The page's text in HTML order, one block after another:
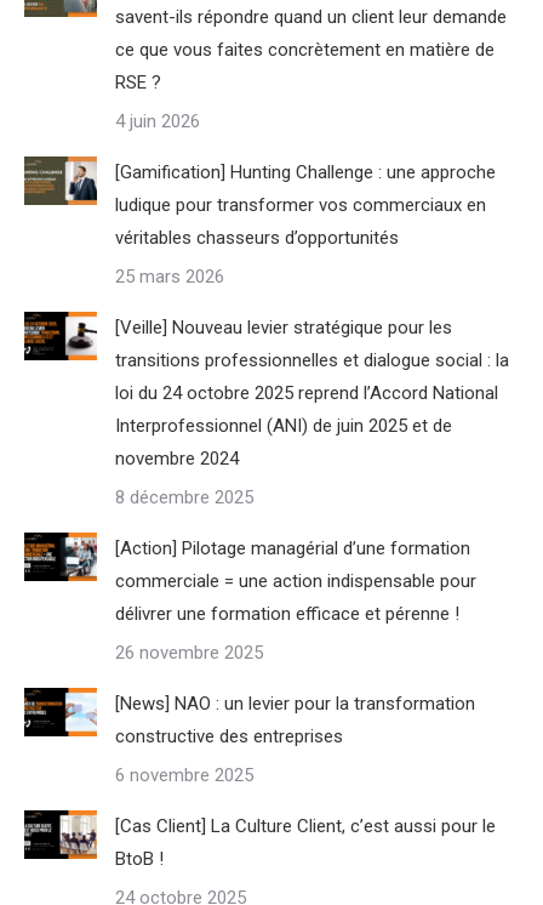
savent-ils répondre quand un client leur demande
ce que vous faites concrètement en matière de
RSE ?
4 juin 2026
[Gamification] Hunting Challenge : une approche
ludique pour transformer vos commerciaux en
véritables chasseurs d’opportunités
25 mars 2026
[Veille] Nouveau levier stratégique pour les
transitions professionnelles et dialogue social : la
loi du 24 octobre 2025 reprend l’Accord National
Interprofessionnel (ANI) de juin 2025 et de
novembre 2024
8 décembre 2025
[Action] Pilotage managérial d’une formation
commerciale = une action indispensable pour
délivrer une formation efficace et pérenne !
26 novembre 2025
[News] NAO : un levier pour la transformation
constructive des entreprises
6 novembre 2025
[Cas Client] La Culture Client, c’est aussi pour le
BtoB !
24 octobre 2025